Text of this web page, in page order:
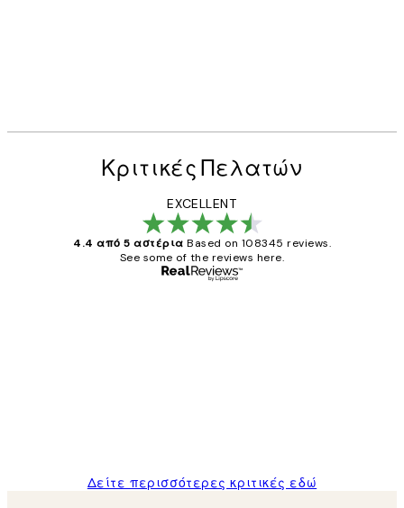
Κριτικές Πελατών
EXCELLENT
4.4 από 5 αστέρια Based on 108345 reviews.
See some of the reviews here.
Δείτε περισσότερες κριτικές εδώ